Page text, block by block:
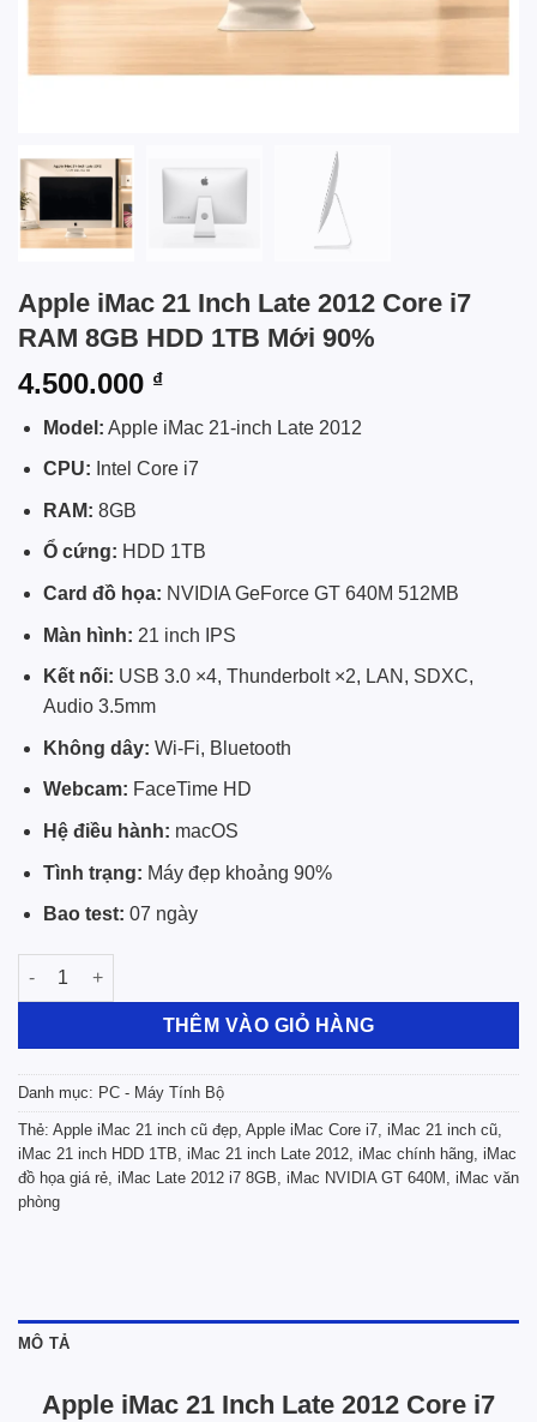
Apple iMac 21 Inch Late 2012 Core i7
RAM 8GB HDD 1TB Mới 90%
4.500.000 ₫
Model: Apple iMac 21-inch Late 2012
CPU: Intel Core i7
RAM: 8GB
Ổ cứng: HDD 1TB
Card đồ họa: NVIDIA GeForce GT 640M 512MB
Màn hình: 21 inch IPS
Kết nối: USB 3.0 ×4, Thunderbolt ×2, LAN, SDXC,
Audio 3.5mm
Không dây: Wi-Fi, Bluetooth
Webcam: FaceTime HD
Hệ điều hành: macOS
Tình trạng: Máy đẹp khoảng 90%
Bao test: 07 ngày
Apple iMac 21 Inch Late 2012 Core i7 RAM 8GB HDD 1TB Mới
THÊM VÀO GIỎ HÀNG
Danh mục: PC - Máy Tính Bộ
Thẻ: Apple iMac 21 inch cũ đẹp Apple iMac Core i7 iMac 21 inch cũ
iMac 21 inch HDD 1TB iMac 21 inch Late 2012 iMac chính hãng iMac
đồ họa giá rẻ iMac Late 2012 i7 8GB iMac NVIDIA GT 640M
iMac văn
phòng
MÔ TẢ
Apple iMac 21 Inch Late 2012 Core i7